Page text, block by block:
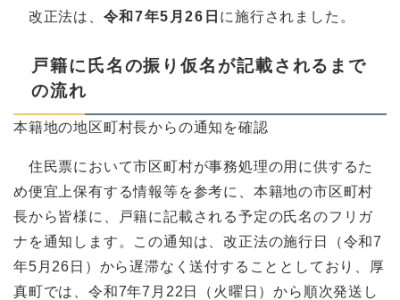
改正法は、 令和7年5月26日 に施行されました。
戸籍に氏名の振り仮名が記載されるまで
の流れ
本籍地の地区町村長からの通知を確認
住民票において市区町村が事務処理の用に供するた
め便宜上保有する情報等を参考に、本籍地の市区町村
長から皆様に、戸籍に記載される予定の氏名のフリガ
ナを通知します。この通知は、改正法の施行日（令和7
年5月26日）から遅滞なく送付することとしており、厚
真町では、令和7年7月22日（火曜日）から順次発送し